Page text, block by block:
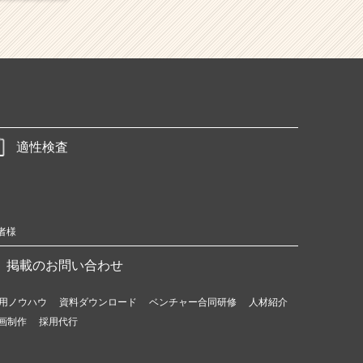
適性検査
様
掲載のお問い合わせ
ノウハウ 資料ダウンロード ベンチャー合同研修
人材紹介
制作
採用代行